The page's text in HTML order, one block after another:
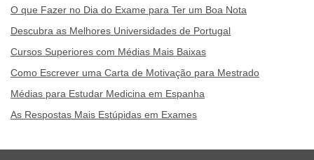
O que Fazer no Dia do Exame para Ter um Boa Nota
Descubra as Melhores Universidades de Portugal
Cursos Superiores com Médias Mais Baixas
Como Escrever uma Carta de Motivação para Mestrado
Médias para Estudar Medicina em Espanha
As Respostas Mais Estúpidas em Exames